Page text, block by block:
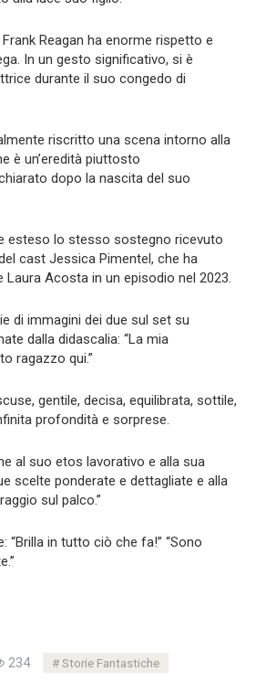
Reagan ha enorme rispetto e
In un gesto significativo, si è
durante il suo congedo di
riscritto una scena intorno alla
è un’eredità piuttosto
dopo la nascita del suo
esteso lo stesso sostegno ricevuto
cast Jessica Pimentel, che ha
Acosta in un episodio nel 2023.
di immagini dei due sul set su
dalla didascalia: “La mia
ragazzo qui.”
gentile, decisa, equilibrata, sottile,
profondità e sorprese.
al suo etos lavorativo e alla sua
scelte ponderate e dettagliate e alla
sul palco.”
“Brilla in tutto ciò che fa!” “Sono
234 Storie Fantastiche